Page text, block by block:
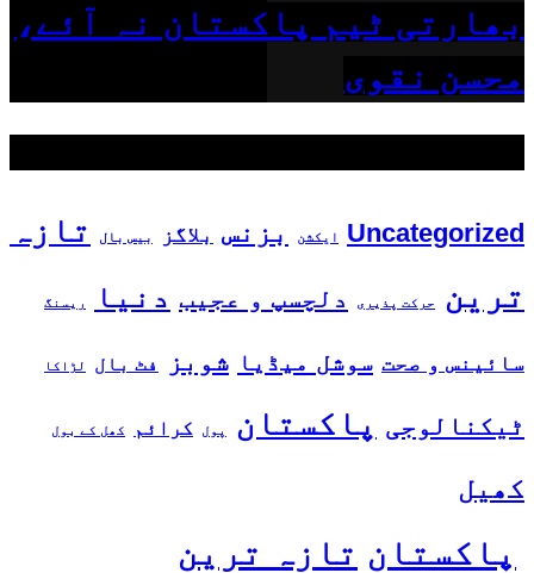
بھارتی ٹیم پاکستان نہ آئے،
محسن نقوی
Uncategorized ایکشن بزنس بلاگز بیس بال
تازہ
ترین
حرکت پذیری دلچسپ و عجیب دنیا ریسنگ
سائینس و صحت سوشل میڈیا شوبز فٹ بال لڑاکا
ٹیکنالوجی پاکستان پول کرائم کھل کے بول
کھیل
پاکستان تازہ ترین